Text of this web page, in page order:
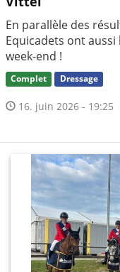
En parallèle des
Equicadets ont
week-end !
Complet Dressage
16. juin 2026 - 19:25